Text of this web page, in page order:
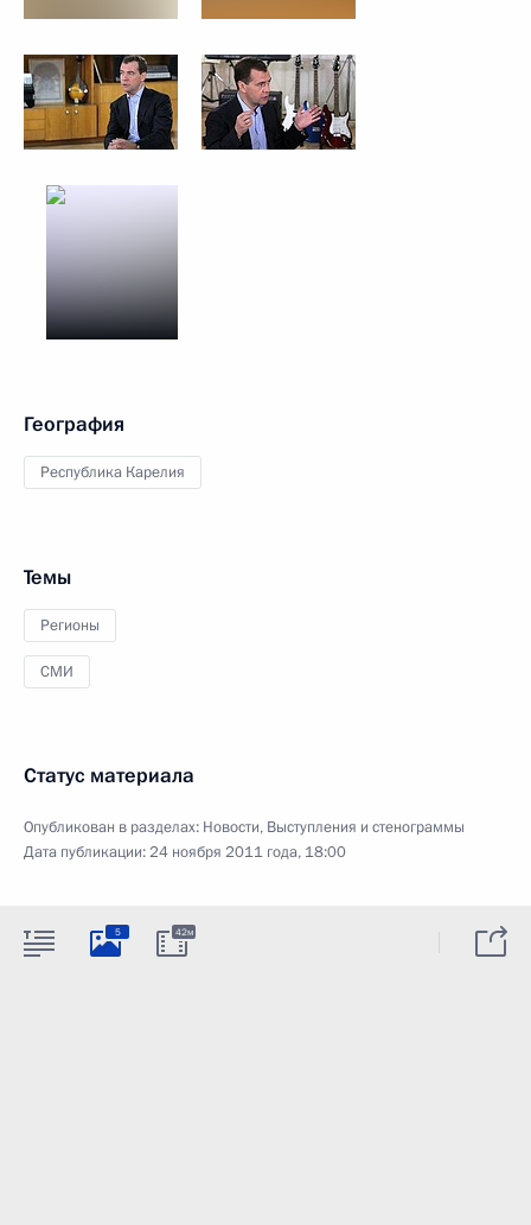
География
Республика Карелия
Темы
Регионы
СМИ
Статус материала
Опубликован в разделах: Новости, Выступления и стенограммы
Дата публикации:24 ноября 2011 года, 18:00
5 42м